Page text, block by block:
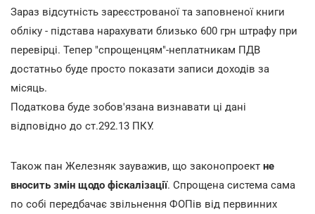
Зараз відсутність зареєстрованої та заповненої книги
обліку - підстава нарахувати близько 600 грн штрафу при
перевірці. Тепер "спрощенцям"-неплатникам ПДВ
достатньо буде просто показати записи доходів за
місяць.
Податкова буде зобов'язана визнавати ці дані
відповідно до ст.292.13 ПКУ.
Також пан Железняк зауважив, що законопроект не
вносить змін щодо фіскалізації. Спрощена система сама
по собі передбачає звільнення ФОПів від первинних